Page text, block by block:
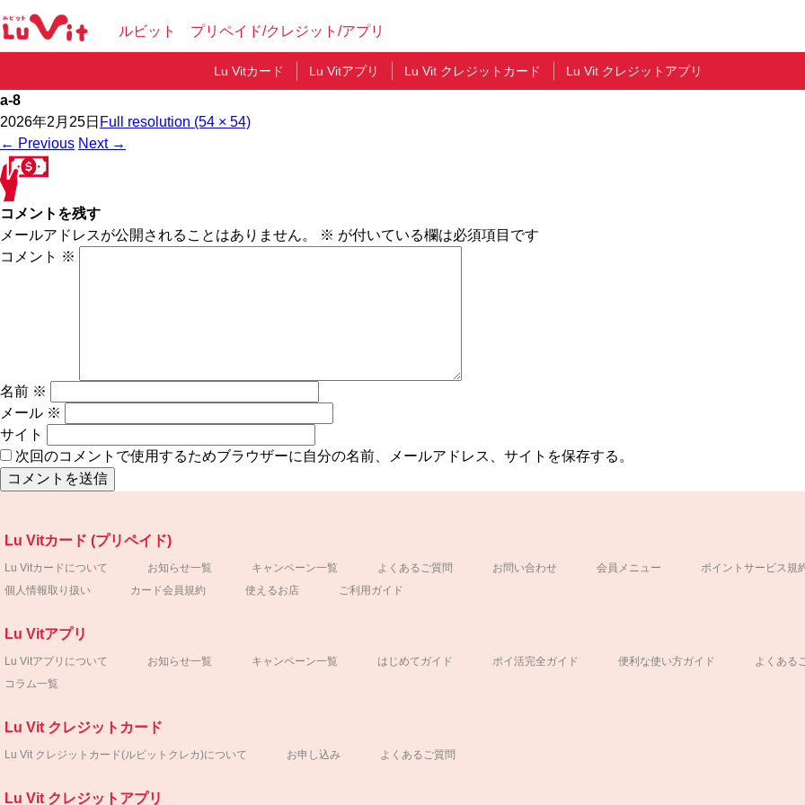
ルビット プリペイド/クレジット/アプリ
Lu Vitカード Lu Vitアプリ Lu Vit クレジットカード Lu Vit クレジットアプリ
a-8
2026年2月25日 Full resolution (54 × 54)
← Previous Next →
コメントを残す
メールアドレスが公開されることはありません。
※ が付いている欄は必須項目です
コメント ※
名前 ※
メール ※
サイト
次回のコメントで使用するためブラウザーに自分の名前、メールアドレス、サイトを保存する。
Lu Vitカード (プリペイド)
Lu Vitカードについて お知らせ一覧 キャンペーン一覧 よくあるご質問 お問い合わせ 会員メニュー
ポイントサービス規
個人情報取り扱い
カード会員規約 使えるお店 ご利用ガイド
Lu Vitアプリ
Lu Vitアプリについて お知らせ一覧 キャンペーン一覧 はじめてガイド ポイ活完全ガイド 便利な使い方ガイド
よくある
コラム一覧
Lu Vit クレジットカード
Lu Vit クレジットカード(ルビットクレカ)について お申し込み よくあるご質問
Lu Vit クレジットアプリ